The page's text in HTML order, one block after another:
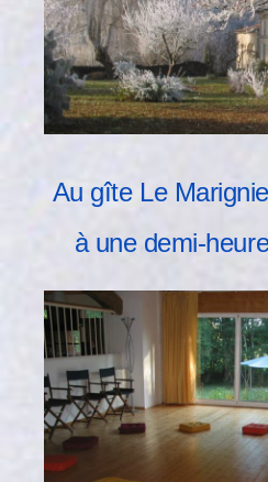
Au gîte Le
à une demi-